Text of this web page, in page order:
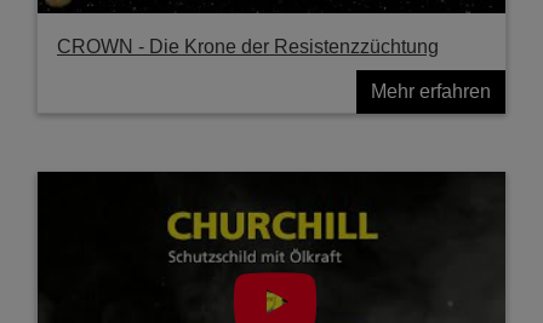
CROWN - Die Krone der Resistenzzüchtung
Mehr erfahren